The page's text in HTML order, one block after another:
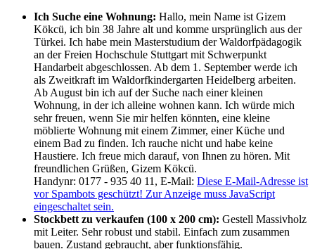
Ich Suche eine Wohnung: Hallo, mein Name ist Gizem
Kökcü, ich bin 38 Jahre alt und komme ursprünglich aus der
Türkei. Ich habe mein Masterstudium der Waldorfpädagogik
an der Freien Hochschule Stuttgart mit Schwerpunkt
Handarbeit abgeschlossen. Ab dem 1. September werde ich
als Zweitkraft im Waldorfkindergarten Heidelberg arbeiten.
Ab August bin ich auf der Suche nach einer kleinen
Wohnung, in der ich alleine wohnen kann. Ich würde mich
sehr freuen, wenn Sie mir helfen könnten, eine kleine
möblierte Wohnung mit einem Zimmer, einer Küche und
einem Bad zu finden. Ich rauche nicht und habe keine
Haustiere. Ich freue mich darauf, von Ihnen zu hören. Mit
freundlichen Grüßen, Gizem Kökcü.
Handynr: 0177 - 935 40 11, E-Mail: Diese E-Mail-Adresse ist
vor Spambots geschützt! Zur Anzeige muss JavaScript
eingeschaltet sein.
Stockbett zu verkaufen (100 x 200 cm): Gestell Massivholz
mit Leiter. Sehr robust und stabil. Einfach zum zusammen
bauen. Zustand gebraucht, aber funktionsfähig.